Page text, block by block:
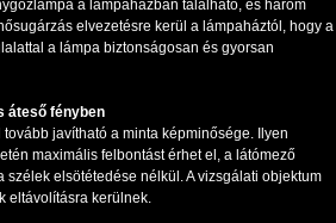
a lámpaházban található, és három
elvezetésre kerül a lámpaháztól, hogy a
a lámpa biztonságosan és gyorsan
áteső fényben
javítható a minta képminősége. Ilyen
maximális felbontást érhet el, a látómező
szélek elsötétedése nélkül. A vizsgálati objektum
eltávolításra kerülnek.